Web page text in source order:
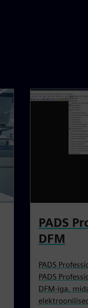
PADS
DFM
PADS
PADS
DFM-iga,